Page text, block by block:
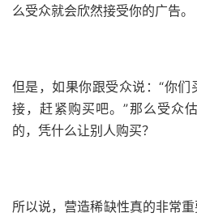
么受众就会欣然接受你的广告。
但是，如果你跟受众说：“你们
接，赶紧购买吧。”那么受众
的，凭什么让别人购买？
所以说，营造稀缺性真的非常